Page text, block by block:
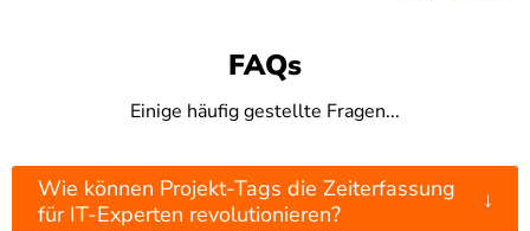
FAQs
Einige häufig gestellte Fragen...
Wie können Projekt-Tags die Zeiterfassung
für IT-Experten revolutionieren?
↓